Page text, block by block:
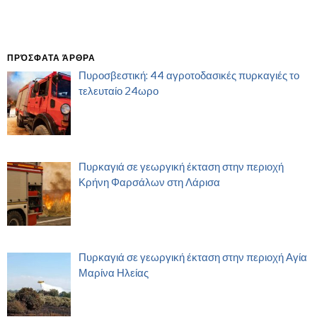
ΠΡΌΣΦΑΤΑ ΆΡΘΡΑ
Πυροσβεστική: 44 αγροτοδασικές πυρκαγιές το
τελευταίο 24ωρο
Πυρκαγιά σε γεωργική έκταση στην περιοχή
Κρήνη Φαρσάλων στη Λάρισα
Πυρκαγιά σε γεωργική έκταση στην περιοχή Αγία
Μαρίνα Ηλείας